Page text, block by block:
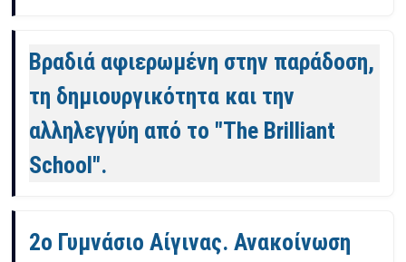
Βραδιά αφιερωμένη στην παράδοση,
τη δημιουργικότητα και την
αλληλεγγύη από το "The Brilliant
School".
2ο Γυμνάσιο Αίγινας. Ανακοίνωση